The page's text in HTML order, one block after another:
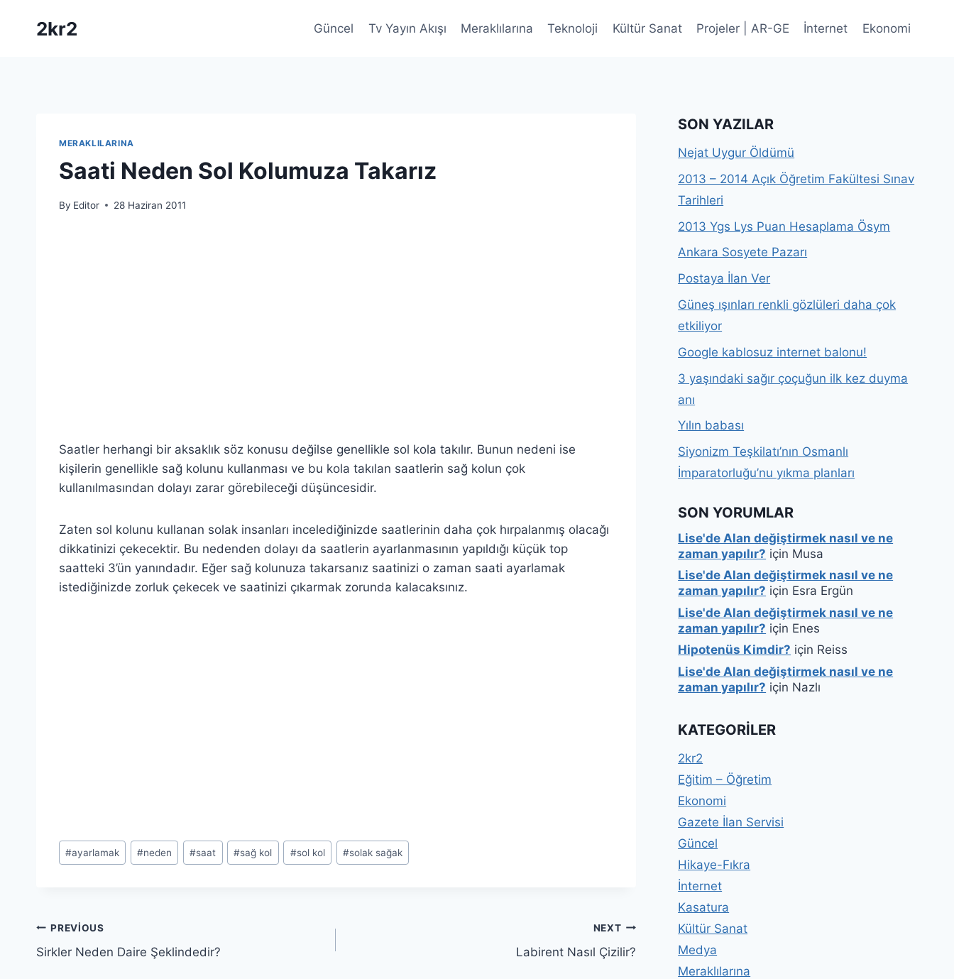
2kr2 Güncel Tv Yayın Akışı Meraklılarına Teknoloji Kültür Sanat Projeler | AR-GE İnternet Ekonomi
MERAKLILARINA
Saati Neden Sol Kolumuza Takarız
By Editor 28 Haziran 2011
Saatler herhangi bir aksaklık söz konusu değilse genellikle sol kola takılır. Bunun nedeni ise
kişilerin genellikle sağ kolunu kullanması ve bu kola takılan saatlerin sağ kolun çok
kullanılmasından dolayı zarar görebileceği düşüncesidir.
Zaten sol kolunu kullanan solak insanları incelediğinizde saatlerinin daha çok hırpalanmış olacağı
dikkatinizi çekecektir. Bu nedenden dolayı da saatlerin ayarlanmasının yapıldığı küçük top
saatteki 3’ün yanındadır. Eğer sağ kolunuza takarsanız saatinizi o zaman saati ayarlamak
istediğinizde zorluk çekecek ve saatinizi çıkarmak zorunda kalacaksınız.
Post
Tags:
#ayarlamak #neden #saat #sağ kol #sol kol #solak sağak
Yazı
gezinmesi
PREVIOUS
Sirkler Neden Daire Şeklindedir?
NEXT
Labirent Nasıl Çizilir?
SON YAZILAR
Nejat Uygur Öldümü
2013 – 2014 Açık Öğretim Fakültesi Sınav
Tarihleri
2013 Ygs Lys Puan Hesaplama Ösym
Ankara Sosyete Pazarı
Postaya İlan Ver
Güneş ışınları renkli gözlüleri daha çok
etkiliyor
Google kablosuz internet balonu!
3 yaşındaki sağır çoçuğun ilk kez duyma
anı
Yılın babası
Siyonizm Teşkilatı’nın Osmanlı
İmparatorluğu’nu yıkma planları
SON YORUMLAR
Lise'de Alan değiştirmek nasıl ve ne
zaman yapılır? için Musa
Lise'de Alan değiştirmek nasıl ve ne
zaman yapılır? için Esra Ergün
Lise'de Alan değiştirmek nasıl ve ne
zaman yapılır? için Enes
Hipotenüs Kimdir? için Reiss
Lise'de Alan değiştirmek nasıl ve ne
zaman yapılır? için Nazlı
KATEGORILER
2kr2
Eğitim – Öğretim
Ekonomi
Gazete İlan Servisi
Güncel
Hikaye-Fıkra
İnternet
Kasatura
Kültür Sanat
Medya
Meraklılarına